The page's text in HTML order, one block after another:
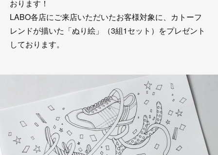
おります！
LABO各店にご来店いただいたお客様対象に、カトーフ
レンドが描いた「ぬり絵」（3組1セット）をプレゼント
しております。